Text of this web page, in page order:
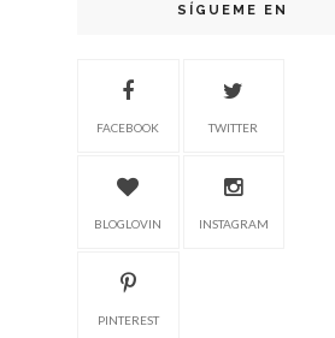
SÍGUEME EN
FACEBOOK TWITTER
BLOGLOVIN INSTAGRAM
PINTEREST